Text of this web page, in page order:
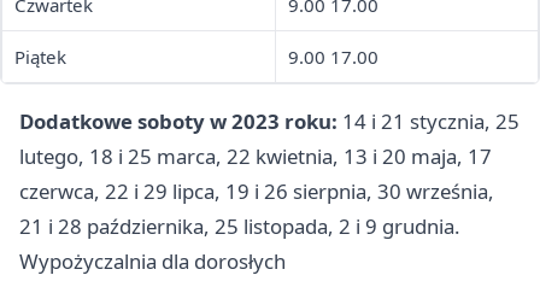
Czwartek 9.00 17.00
Piątek 9.00 17.00
Dodatkowe soboty w 2023 roku: 14 i 21 stycznia, 25
lutego, 18 i 25 marca, 22 kwietnia, 13 i 20 maja, 17
czerwca, 22 i 29 lipca, 19 i 26 sierpnia, 30 września,
21 i 28 października, 25 listopada, 2 i 9 grudnia.
Wypożyczalnia dla dorosłych